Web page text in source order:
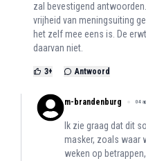
zal bevestigend
vrijheid van meningsuiting
het zelf mee eens is. De
daarvan niet.
3+ Antwoord
m-brandenburg 04
Ik zie graag dat dit
masker, zoals waar
weken op